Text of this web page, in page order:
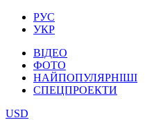
РУС
УКР
ВІДЕО
ФОТО
НАЙПОПУЛЯРНІШІ
СПЕЦПРОЕКТИ
USD